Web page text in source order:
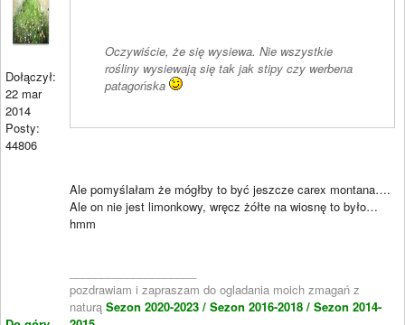
Dołączył:
22 mar
2014
Posty:
44806
Oczywiście, że się wysiewa. Nie wszystkie
rośliny wysiewają się tak jak stipy czy werbena
patagońska
Ale pomyślałam że mógłby to być jeszcze carex montana….
Ale on nie jest limonkowy, wręcz żółte na wiosnę to było…
hmm
pozdrawiam i zapraszam do ogladania moich zmagań z
naturą Sezon 2020-2023 / Sezon 2016-2018 / Sezon 2014-